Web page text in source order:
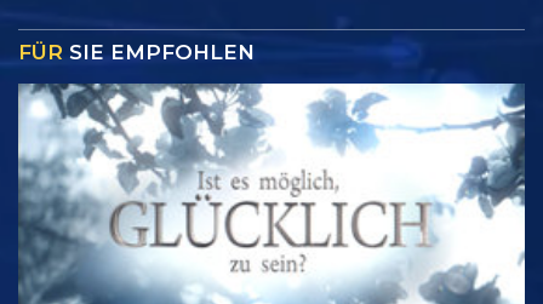
FÜR SIE EMPFOHLEN